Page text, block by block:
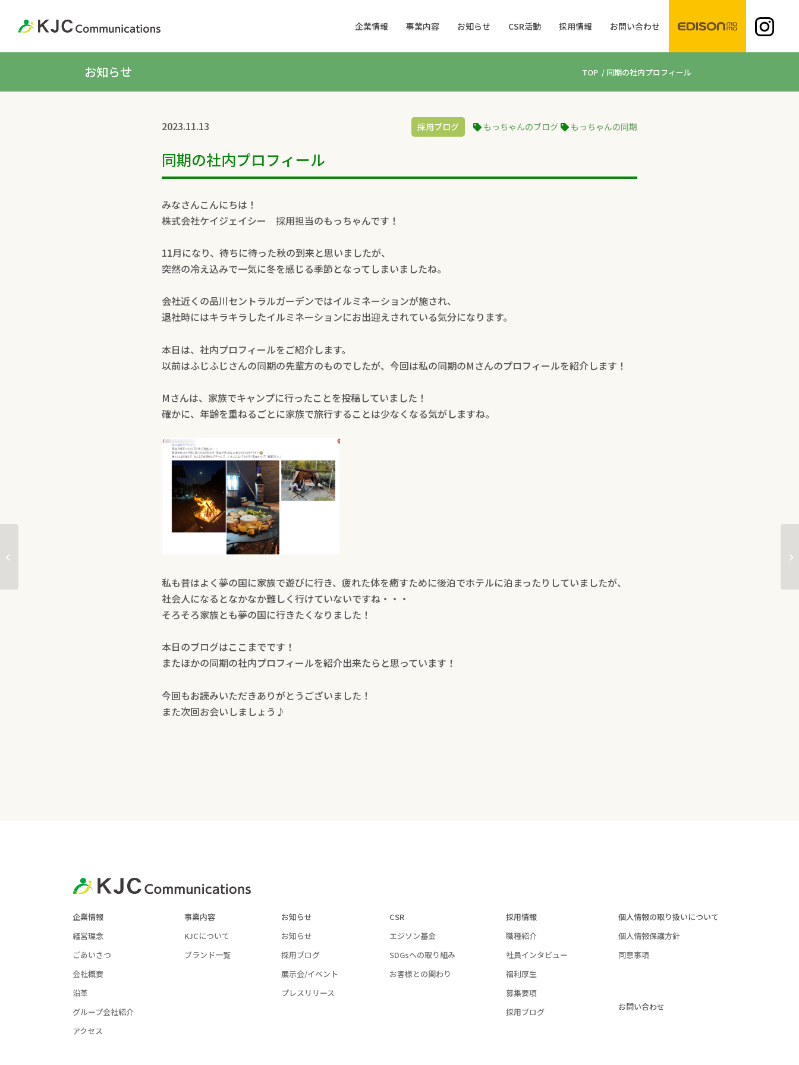
企業情報 事業内容 お知らせ CSR活動 採用情報 お問い合わせ
お知らせ TOP / 同期の社内プロフィール
2023.11.13 採用ブログ もっちゃんのブログ もっちゃんの同期
同期の社内プロフィール
みなさんこんにちは！
株式会社ケイジェイシー 採用担当のもっちゃんです！
11月になり、待ちに待った秋の到来と思いましたが、
突然の冷え込みで一気に冬を感じる季節となってしまいましたね。
会社近くの品川セントラルガーデンではイルミネーションが施され、
退社時にはキラキラしたイルミネーションにお出迎えされている気分になります。
本日は、社内プロフィールをご紹介します。
以前はふじふじさんの同期の先輩方のものでしたが、今回は私の同期のMさんのプロフィールを紹介します！
Mさんは、家族でキャンプに行ったことを投稿していました！
確かに、年齢を重ねるごとに家族で旅行することは少なくなる気がしますね。
私も昔はよく夢の国に家族で遊びに行き、疲れた体を癒すために後泊でホテルに泊まったりしていましたが、
社会人になるとなかなか難しく行けていないですね・・・
そろそろ家族とも夢の国に行きたくなりました！
本日のブログはここまでです！
またほかの同期の社内プロフィールを紹介出来たらと思っています！
今回もお読みいただきありがとうございました！
また次回お会いしましょう♪
企業情報
経営理念
ごあいさつ
会社概要
沿革
グループ会社紹介
アクセス
事業内容
KJCについて
ブランド一覧
お知らせ
お知らせ
採用ブログ
展示会/イベント
プレスリリース
CSR
エジソン基金
SDGsへの取り組み
お客様との関わり
採用情報
職種紹介
社員インタビュー
福利厚生
募集要項
採用ブログ
個人情報の取り扱いについて
個人情報保護方針
同意事項
お問い合わせ